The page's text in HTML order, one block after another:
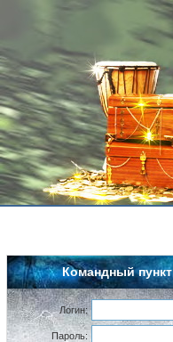
Командный пункт
Логин:
Пароль: